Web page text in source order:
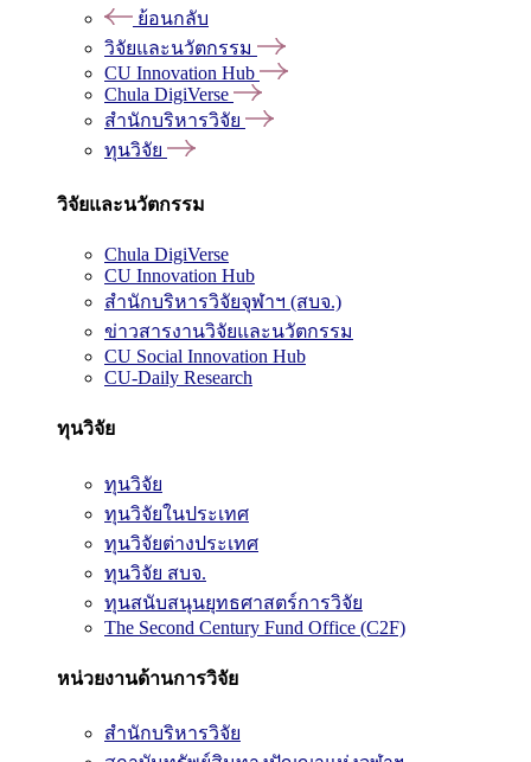
ย้อนกลับ
วิจัยและนวัตกรรม
CU Innovation Hub
Chula DigiVerse
สำนักบริหารวิจัย
ทุนวิจัย
วิจัยและนวัตกรรม
Chula DigiVerse
CU Innovation Hub
สำนักบริหารวิจัยจุฬาฯ (สบจ.)
ข่าวสารงานวิจัยและนวัตกรรม
CU Social Innovation Hub
CU-Daily Research
ทุนวิจัย
ทุนวิจัย
ทุนวิจัยในประเทศ
ทุนวิจัยต่างประเทศ
ทุนวิจัย สบจ.
ทุนสนับสนุนยุทธศาสตร์การวิจัย
The Second Century Fund Office (C2F)
หน่วยงานด้านการวิจัย
สำนักบริหารวิจัย